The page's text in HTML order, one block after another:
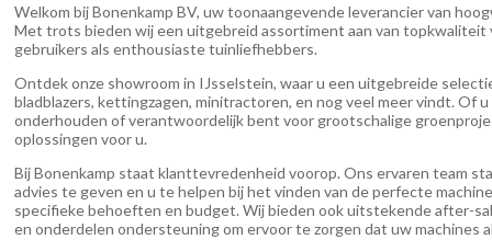
Welkom bij Bonenkamp BV, uw toonaangevende leverancier van
Met trots bieden wij een uitgebreid assortiment aan van topkwaliteit
gebruikers als enthousiaste tuinliefhebbers.
Ontdek onze showroom in IJsselstein, waar u een uitgebreide
bladblazers, kettingzagen, minitractoren, en nog veel meer vindt. Of
onderhouden of verantwoordelijk bent voor grootschalige
oplossingen voor u.
Bij Bonenkamp staat klanttevredenheid voorop. Ons ervaren team
advies te geven en u te helpen bij het vinden van de perfecte
specifieke behoeften en budget. Wij bieden ook uitstekende after-
en onderdelen ondersteuning om ervoor te zorgen dat uw machines